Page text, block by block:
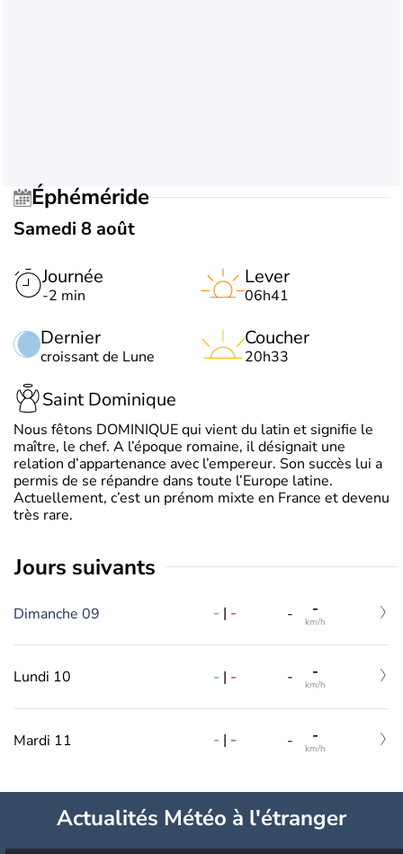
Éphéméride
Samedi 8 août
Journée
-2 min
Dernier
croissant de Lune
Lever
06h41
Coucher
20h33
Saint Dominique
Nous fêtons DOMINIQUE qui vient du latin et signifie le
maître, le chef. A l’époque romaine, il désignait une
relation d’appartenance avec l’empereur. Son succès lui a
permis de se répandre dans toute l’Europe latine.
Actuellement, c’est un prénom mixte en France et devenu
très rare.
jours suivants
Dimanche 09 - | - - -
km/h
Lundi 10 - | - - -
km/h
Mardi 11 - | - - -
km/h
Actualités Météo à l'étranger